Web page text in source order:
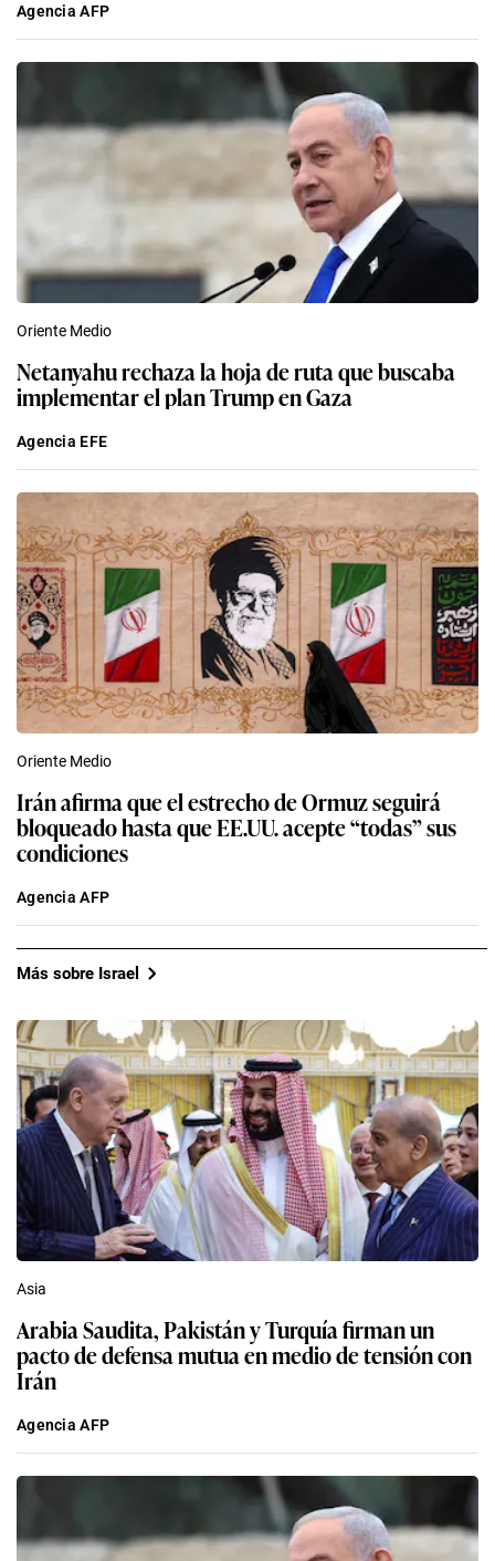
Agencia AFP
Oriente Medio
Netanyahu rechaza la hoja de ruta que buscaba
implementar el plan Trump en Gaza
Agencia EFE
Oriente Medio
Irán afirma que el estrecho de Ormuz seguirá
bloqueado hasta que EE.UU. acepte “todas” sus
condiciones
Agencia AFP
Más sobre Israel
Asia
Arabia Saudita, Pakistán y Turquía firman un
pacto de defensa mutua en medio de tensión con
Irán
Agencia AFP